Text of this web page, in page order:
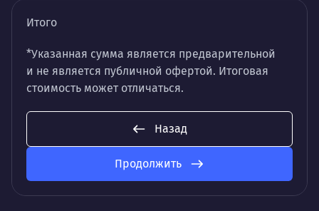
Итого
*Указанная сумма является предварительной
и не является публичной офертой. Итоговая
стоимость может отличаться.
Назад
Продолжить